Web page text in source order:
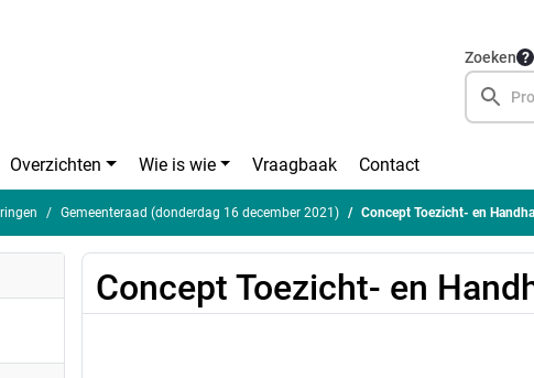
Zoeken
Overzichten Wie is wie Vraagbaak Contact
Gemeenteraad (donderdag 16 december 2021) Concept Toezicht- en
Concept Toezicht- en